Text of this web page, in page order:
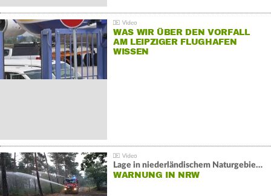
WAS WIR ÜBER DEN VORFALL
AM LEIPZIGER FLUGHAFEN
WISSEN
Lage in niederländischem Naturgebiet stabil
WARNUNG IN NRW